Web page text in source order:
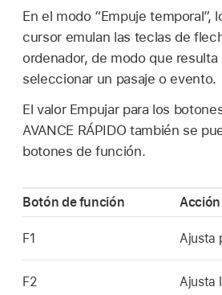
En el modo “Empuje temporal”,
cursor emulan las teclas de
ordenador, de modo que resulta
seleccionar un pasaje o evento.
El valor Empujar para los
AVANCE RÁPIDO también se
botones de función.
Botón de función Acción
F1 Ajusta
F2 Ajusta